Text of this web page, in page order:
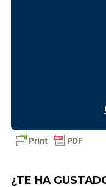
¿TE HA